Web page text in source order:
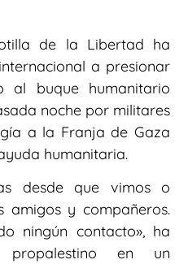
de la Libertad ha
a presionar
buque humanitario
noche por militares
a la Franja de Gaza
humanitaria.
desde que vimos o
amigos y compañeros.
ningún contacto», ha
en un